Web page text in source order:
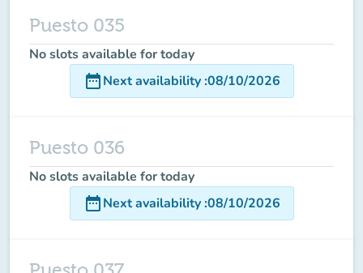
Puesto 035
No slots available for today
date_rangeNext availability:08/10/2026
Puesto 036
No slots available for today
date_rangeNext availability:08/10/2026